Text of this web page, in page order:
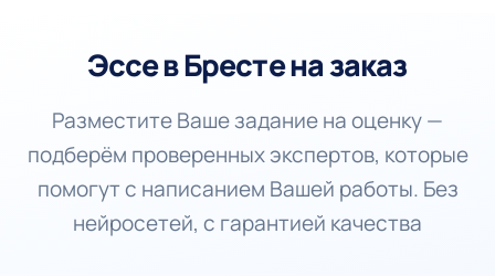
Эссе в Бресте на заказ
Разместите Ваше задание на оценку —
подберём проверенных экспертов, которые
помогут с написанием Вашей работы. Без
нейросетей, с гарантией качества